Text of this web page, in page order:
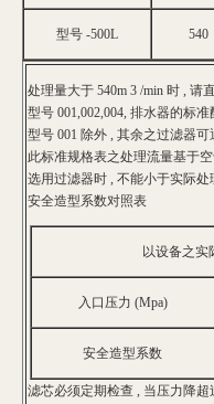
型号 -500L 540
处理量大于 540m 3 /min 时 , 请
型号 001,002,004, 排水器的标
型号 001 除外 , 其余之过滤器
此标准规格表之处理流量基于
选用过滤器时 , 不能小于实际
安全造型系数对照表
以设备之实
入口压力 (Mpa)
安全造型系数
滤芯必须定期检查 , 当压力降